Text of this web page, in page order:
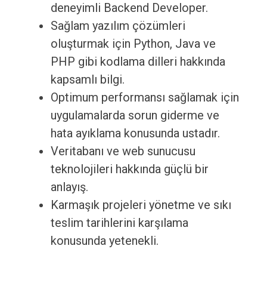
deneyimli Backend Developer.
Sağlam yazılım çözümleri
oluşturmak için Python, Java ve
PHP gibi kodlama dilleri hakkında
kapsamlı bilgi.
Optimum performansı sağlamak için
uygulamalarda sorun giderme ve
hata ayıklama konusunda ustadır.
Veritabanı ve web sunucusu
teknolojileri hakkında güçlü bir
anlayış.
Karmaşık projeleri yönetme ve sıkı
teslim tarihlerini karşılama
konusunda yetenekli.